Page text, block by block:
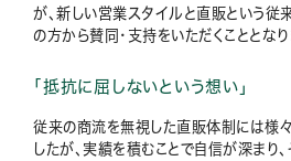
が、新しい営業スタイルと直販という従
の方から賛同・支持をいただくこととなり
「抵抗に屈しないという想い」
従来の商流を無視した直販体制には様
したが、実績を積むことで自信が深まり